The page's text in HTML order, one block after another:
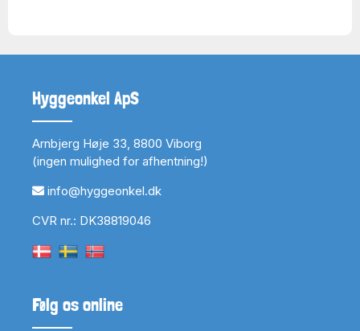
Hyggeonkel ApS
Arnbjerg Høje 33, 8800 Viborg
(ingen mulighed for afhentning!)
info@hyggeonkel.dk
CVR nr.: DK38819046
Følg os online